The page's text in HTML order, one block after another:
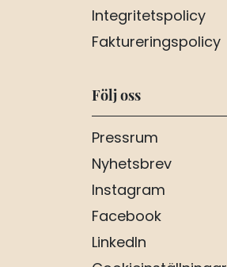
Integritetspolicy
Faktureringspolicy
Följ oss
Pressrum
Nyhetsbrev
Instagram
Facebook
LinkedIn